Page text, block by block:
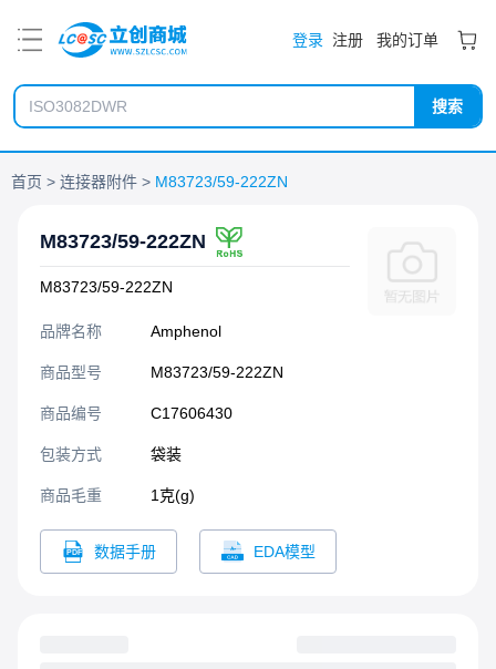
登录 注册 我的订单
搜索
首页 连接器附件 M83723/59-222ZN
M83723/59-222ZN
M83723/59-222ZN
品牌名称 Amphenol
商品型号 M83723/59-222ZN
商品编号 C17606430
包装方式 袋装
商品毛重 1克(g)
数据手册 EDA模型